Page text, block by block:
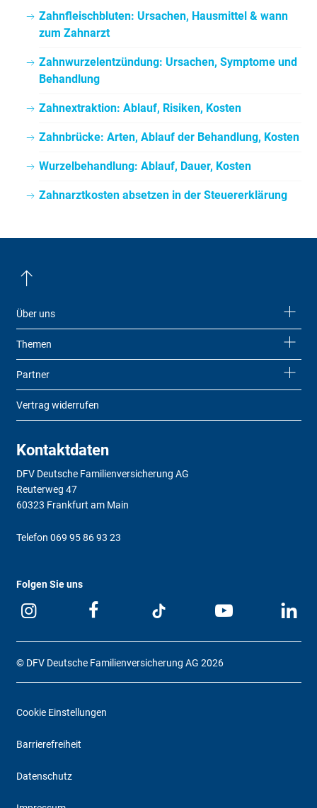
Zahnfleischbluten: Ursachen, Hausmittel & wann
zum Zahnarzt
Zahnwurzelentzündung: Ursachen, Symptome und
Behandlung
Zahnextraktion: Ablauf, Risiken, Kosten
Zahnbrücke: Arten, Ablauf der Behandlung, Kosten
Wurzelbehandlung: Ablauf, Dauer, Kosten
Zahnarztkosten absetzen in der Steuererklärung
Über uns
Themen
Partner
Vertrag widerrufen
Kontaktdaten
DFV Deutsche Familienversicherung AG
Reuterweg 47
60323 Frankfurt am Main
Telefon 069 95 86 93 23
Folgen Sie uns
© DFV Deutsche Familienversicherung AG 2026
Cookie Einstellungen
Barrierefreiheit
Datenschutz